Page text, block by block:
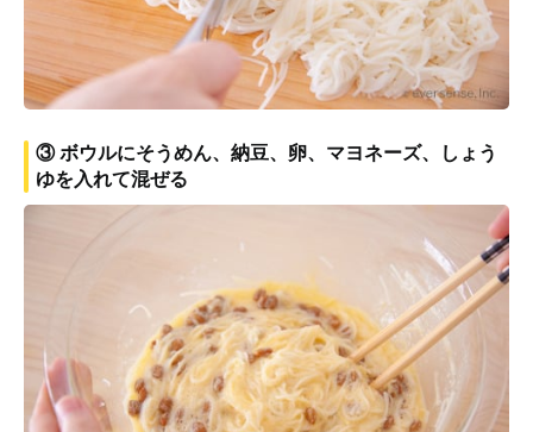
③ ボウルにそうめん、納豆、卵、マヨネーズ、しょう
ゆを入れて混ぜる